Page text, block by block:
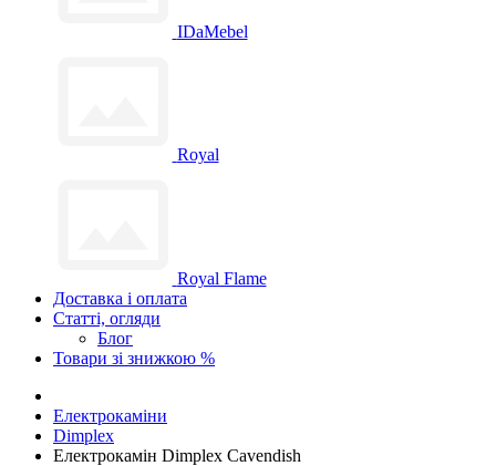
IDaMebel
Royal
Royal Flame
Доставка і оплата
Статті, огляди
Блог
Товари зі знижкою %
Електрокаміни
Dimplex
Електрокамін Dimplex Cavendish